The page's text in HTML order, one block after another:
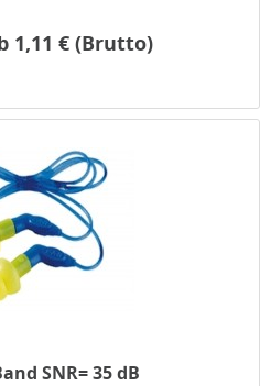
1,11 € (Brutto)
SNR= 35 dB